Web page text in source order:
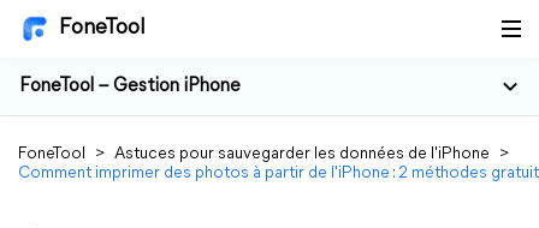
FoneTool
FoneTool – Gestion iPhone
FoneTool > Astuces pour sauvegarder les données de l'iPhone
>
Comment imprimer des photos à partir de l'iPhone : 2 méthodes